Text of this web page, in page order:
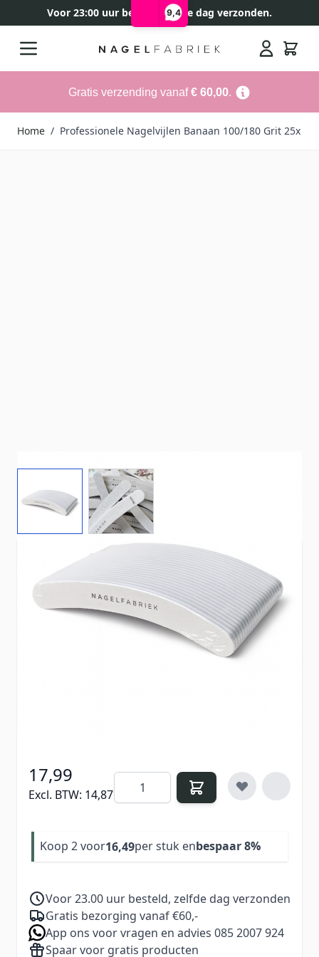
9,4
Voor 23:00 uur besteld, zelfde dag verzonden.
Gratis verzending vanaf€ 60,00.
Home / Professionele Nagelvijlen Banaan 100/180 Grit 25x
View larger imageView larger image
Op zoek naar professionele nagelvijlen die
comfortabel werken én perfecte resultaten
25-delige set banaanvijlen (100/180 grit)
is een must-have voor iedere nagelstylist.
17,99
Excl. BTW: 14,87
Aantal
Koop 2 voor16,49per stuk enbespaar8%
Voor 23.00 uur besteld, zelfde dag verzonden
Gratis bezorging vanaf €60,-
App ons voor vragen en advies 085 2007 924
Spaar voor gratis producten